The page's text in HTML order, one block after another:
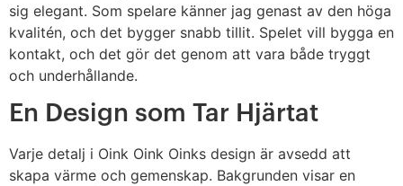
sig elegant. Som spelare känner jag genast av den höga
kvalitén, och det bygger snabb tillit. Spelet vill bygga en
kontakt, och det gör det genom att vara både tryggt
och underhållande.
En Design som Tar Hjärtat
Varje detalj i Oink Oink Oinks design är avsedd att
skapa värme och gemenskap. Bakgrunden visar en